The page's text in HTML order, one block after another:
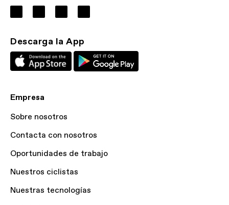
Descarga la App
Empresa
Sobre nosotros
Contacta con nosotros
Oportunidades de trabajo
Nuestros ciclistas
Nuestras tecnologías